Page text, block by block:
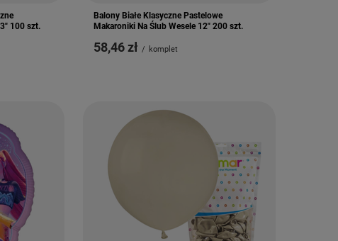
100 szt.
Balony Białe Klasyczne Pastelowe
Makaroniki Na Ślub Wesele 12" 200 szt.
58,46 zł / komplet